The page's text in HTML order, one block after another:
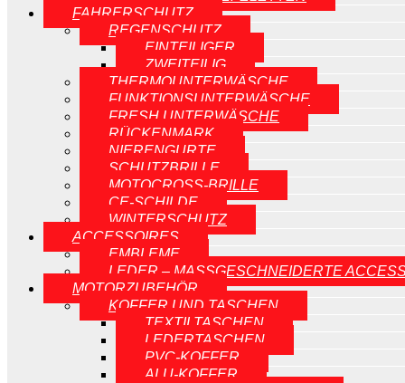
FAHRERSCHUTZ
REGENSCHUTZ
EINTEILIGER
ZWEITEILIG
THERMOUNTERWÄSCHE
FUNKTIONSUNTERWÄSCHE
FRESH UNTERWÄSCHE
RÜCKENMARK
NIERENGURTE
SCHUTZBRILLE
MOTOCROSS-BRILLE
CE-SCHILDE
WINTERSCHUTZ
ACCESSOIRES
EMBLEME
LEDER – MASSGESCHNEIDERTE
MOTORZUBEHÖR
KOFFER UND TASCHEN
TEXTILTASCHEN
LEDERTASCHEN
PVC-KOFFER
ALU-KOFFER